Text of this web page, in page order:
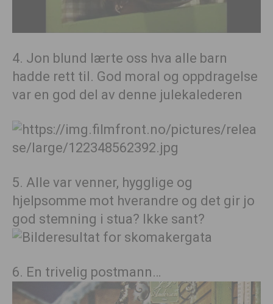
4. Jon blund lærte oss hva alle barn
hadde rett til. God moral og oppdragelse
var en god del av denne julekalederen
5. Alle var venner, hygglige og
hjelpsomme mot hverandre og det gir jo
god stemning i stua? Ikke sant?
6. En trivelig postmann…